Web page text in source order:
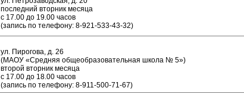
последний вторник месяца
с 17.00 до 19.00 часов
(запись по телефону: 8-921-533-43-32)
ул. Пирогова, д. 26
(МАОУ «Средняя общеобразовательная школа № 5»)
второй вторник месяца
с 17.00 до 18.00 часов
(запись по телефону: 8-911-500-71-67)